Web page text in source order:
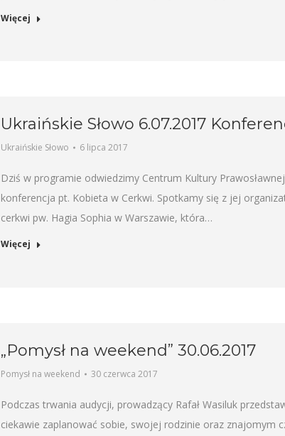
Więcej
Ukraińskie Słowo 6.07.2017
Ukraińskie Słowo 6 lipca 2017
Dziś w programie odwiedzimy Centrum Kultury
konferencja pt. Kobieta w Cerkwi. Spotkamy się z jej
cerkwi pw. Hagia Sophia w Warszawie, która…
Więcej
„Pomysł na weekend” 30.06.2017
Pomysł na weekend 30 czerwca 2017
Podczas trwania audycji, prowadzący Rafał Wasiluk
ciekawie zaplanować sobie, swojej rodzinie oraz znajomym